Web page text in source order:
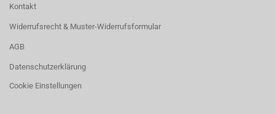
Kontakt
Widerrufsrecht & Muster-Widerrufsformular
AGB
Datenschutzerklärung
Cookie Einstellungen